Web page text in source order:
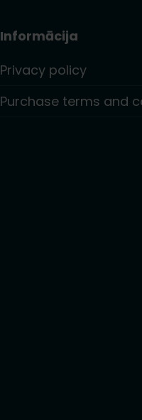
Informācija
Privacy policy
Purchase terms and